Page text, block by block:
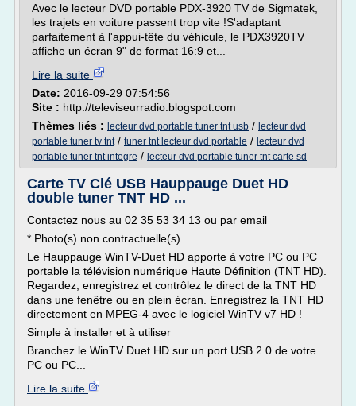
Avec le lecteur DVD portable PDX-3920 TV de Sigmatek,
les trajets en voiture passent trop vite !S'adaptant
parfaitement à l'appui-tête du véhicule, le PDX3920TV
affiche un écran 9" de format 16:9 et...
Lire la suite
Date: 2016-09-29 07:54:56
Site : http://televiseurradio.blogspot.com
Thèmes liés : lecteur dvd portable tuner tnt usb / lecteur dvd
portable tuner tv tnt/ tuner tnt lecteur dvd portable / lecteur dvd
portable tuner tnt integre / lecteur dvd portable tuner tnt carte sd
Carte TV Clé USB Hauppauge Duet HD
double tuner TNT HD ...
Contactez nous au 02 35 53 34 13 ou par email
* Photo(s) non contractuelle(s)
Le Hauppauge WinTV-Duet HD apporte à votre PC ou PC
portable la télévision numérique Haute Définition (TNT HD).
Regardez, enregistrez et contrôlez le direct de la TNT HD
dans une fenêtre ou en plein écran. Enregistrez la TNT HD
directement en MPEG-4 avec le logiciel WinTV v7 HD !
Simple à installer et à utiliser
Branchez le WinTV Duet HD sur un port USB 2.0 de votre
PC ou PC...
Lire la suite